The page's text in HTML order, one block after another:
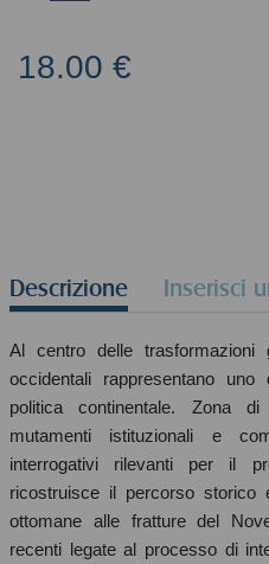
18.00 €
Descrizione Inserisci
Al centro delle trasformazioni
occidentali rappresentano
politica continentale. Zona
mutamenti istituzionali e
interrogativi rilevanti per il
ricostruisce il percorso storico
ottomane alle fratture del
recenti legate al processo di